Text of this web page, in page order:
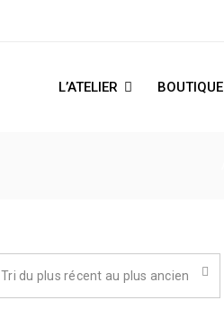
L’ATELIER BOUTIQUE
Tri du plus récent au plus ancien